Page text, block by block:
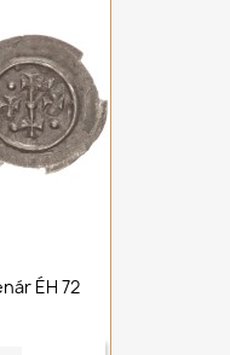
ÉH 72